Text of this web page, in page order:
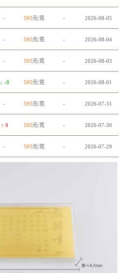
- 595元/克 - 2026-08-05
- 595元/克 - 2026-08-04
- 595元/克 - 2026-08-03
↓ -8 595元/克 - 2026-08-01
- 595元/克 - 2026-07-31
↑ 8 595元/克 - 2026-07-30
- 595元/克 - 2026-07-29